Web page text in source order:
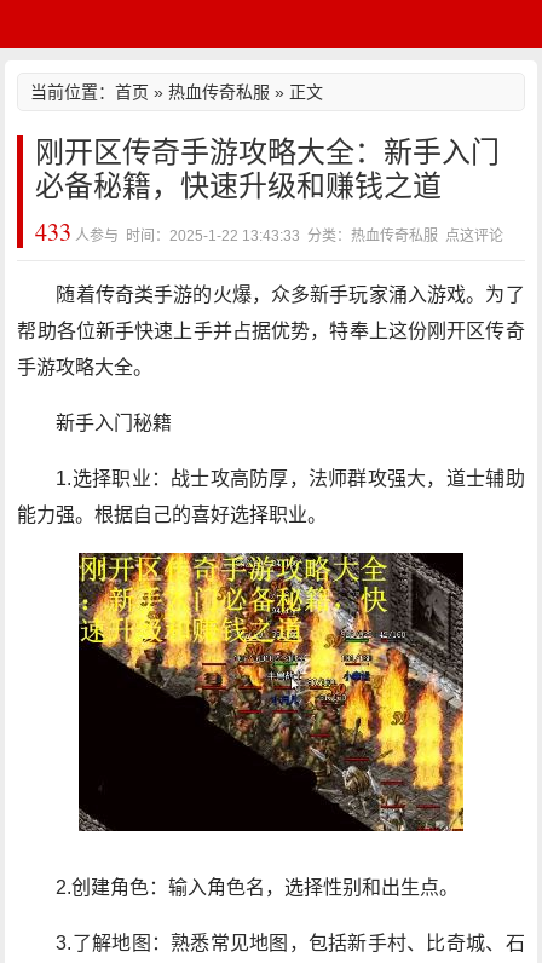
当前位置：首页 »热血传奇私服 » 正文
刚开区传奇手游攻略大全：新手入门
必备秘籍，快速升级和赚钱之道
433 人参与 时间：2025-1-22 13:43:33 分类：热血传奇私服 点这评论
随着传奇类手游的火爆，众多新手玩家涌入游戏。为了
帮助各位新手快速上手并占据优势，特奉上这份刚开区传奇
手游攻略大全。
新手入门秘籍
1.选择职业：战士攻高防厚，法师群攻强大，道士辅助
能力强。根据自己的喜好选择职业。
2.创建角色：输入角色名，选择性别和出生点。
3.了解地图：熟悉常见地图，包括新手村、比奇城、石